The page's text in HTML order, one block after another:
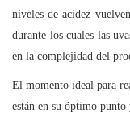
niveles de acidez
durante los cuales las
en la complejidad del
El momento ideal para
están en su óptimo